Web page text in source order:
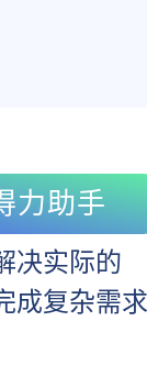
力助手
决实际的
成复杂需求